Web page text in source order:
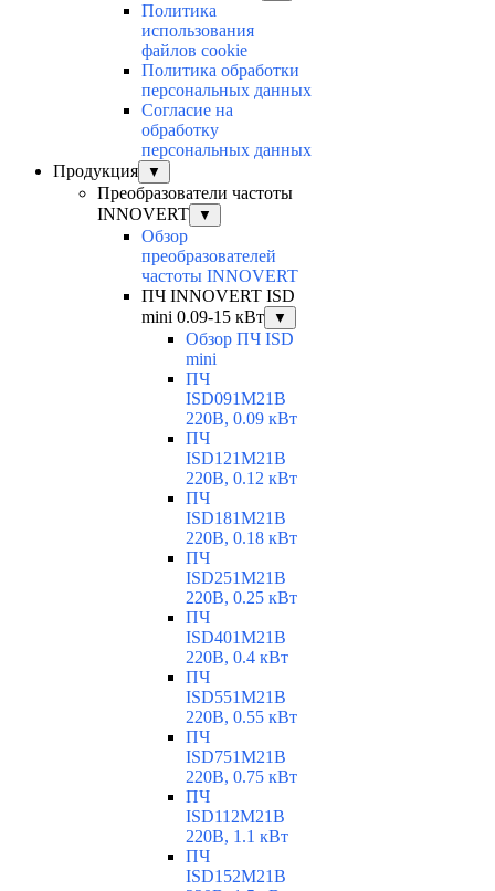
Политика
использования
файлов cookie
Политика обработки
персональных данных
Согласие на
обработку
персональных данных
Продукция
▼
Преобразователи частоты
INNOVERT
▼
Обзор
преобразователей
частоты INNOVERT
ПЧ INNOVERT ISD
mini 0.09-15 кВт
▼
Обзор ПЧ ISD
mini
ПЧ
ISD091M21B
220В, 0.09 кВт
ПЧ
ISD121M21B
220В, 0.12 кВт
ПЧ
ISD181M21B
220В, 0.18 кВт
ПЧ
ISD251M21B
220В, 0.25 кВт
ПЧ
ISD401M21B
220В, 0.4 кВт
ПЧ
ISD551M21B
220В, 0.55 кВт
ПЧ
ISD751M21B
220В, 0.75 кВт
ПЧ
ISD112M21B
220В, 1.1 кВт
ПЧ
ISD152M21B